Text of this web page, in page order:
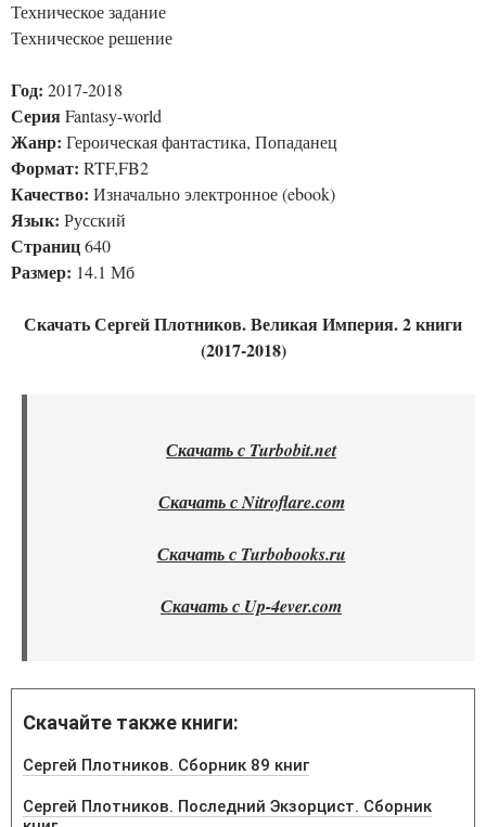
Техническое задание
Техническое решение
Год: 2017-2018
СерияFantasy-world
Жанр: Героическая фантастика, Попаданец
Формат: RTF,FB2
Качество: Изначально электронное (ebook)
Язык: Русский
Страниц640
Размер: 14.1 Мб
Скачать Сергей Плотников. Великая Империя. 2 книги
(2017-2018)
Скачать с Turbobit.net
Скачать с Nitroflare.com
Скачать с Turbobooks.ru
Скачать с Up-4ever.com
Скачайте также книги:
Сергей Плотников. Сборник 89 книг
Сергей Плотников. Последний Экзорцист. Сборник